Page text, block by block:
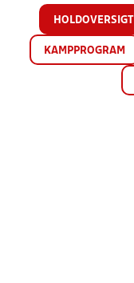
HOLDOVERSIGT
KAMPPROGRAM